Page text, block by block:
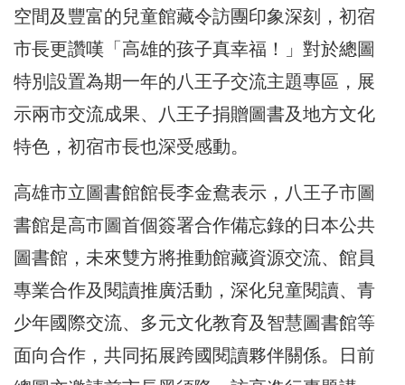
空間及豐富的兒童館藏令訪團印象深刻，初宿
市長更讚嘆「高雄的孩子真幸福！」對於總圖
特別設置為期一年的八王子交流主題專區，展
示兩市交流成果、八王子捐贈圖書及地方文化
特色，初宿市長也深受感動。
高雄市立圖書館館長李金鴦表示，八王子市圖
書館是高市圖首個簽署合作備忘錄的日本公共
圖書館，未來雙方將推動館藏資源交流、館員
專業合作及閱讀推廣活動，深化兒童閱讀、青
少年國際交流、多元文化教育及智慧圖書館等
面向合作，共同拓展跨國閱讀夥伴關係。日前